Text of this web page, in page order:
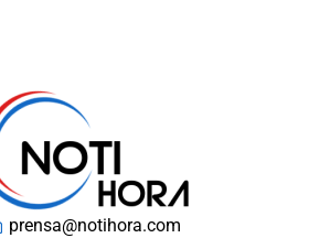
prensa@notihora.com